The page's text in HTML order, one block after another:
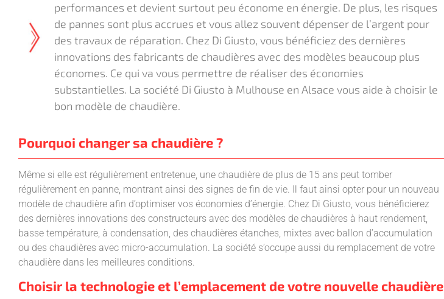
performances et devient surtout peu économe en énergie. De plus, les risques
de pannes sont plus accrues et vous allez souvent dépenser de l’argent pour
des travaux de réparation. Chez Di Giusto, vous bénéficiez des dernières
innovations des fabricants de chaudières avec des modèles beaucoup plus
économes. Ce qui va vous permettre de réaliser des économies
substantielles. La société Di Giusto à Mulhouse en Alsace vous aide à choisir le
bon modèle de chaudière.
Pourquoi changer sa chaudière ?
Même si elle est régulièrement entretenue, une chaudière de plus de 15 ans peut tomber
régulièrement en panne, montrant ainsi des signes de fin de vie. Il faut ainsi opter pour un nouveau
modèle de chaudière afin d’optimiser vos économies d’énergie. Chez Di Giusto, vous bénéficierez
des dernières innovations des constructeurs avec des modèles de chaudières à haut rendement,
basse température, à condensation, des chaudières étanches, mixtes avec ballon d’accumulation
ou des chaudières avec micro-accumulation. La société s’occupe aussi du remplacement de votre
chaudière dans les meilleures conditions.
Choisir la technologie et l’emplacement de votre nouvelle chaudière